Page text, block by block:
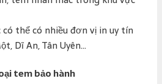
thể có nhiều đơn vị in uy tín
Dĩ An, Tân Uyên…
tem bảo hành